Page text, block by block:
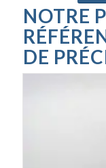
NOTRE
DE